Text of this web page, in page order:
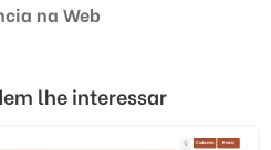
na Web
lhe interessar